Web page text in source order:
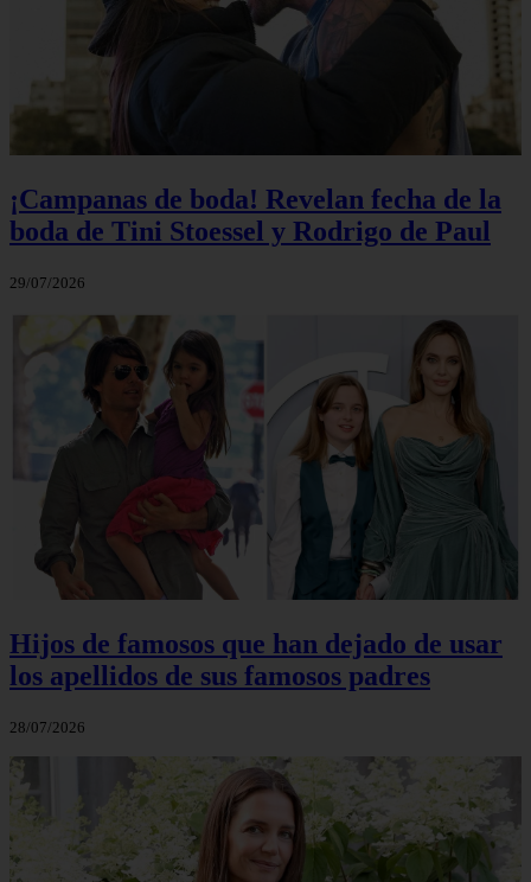
¡Campanas de boda! Revelan fecha de la
boda de Tini Stoessel y Rodrigo de Paul
29/07/2026
Hijos de famosos que han dejado de usar
los apellidos de sus famosos padres
28/07/2026